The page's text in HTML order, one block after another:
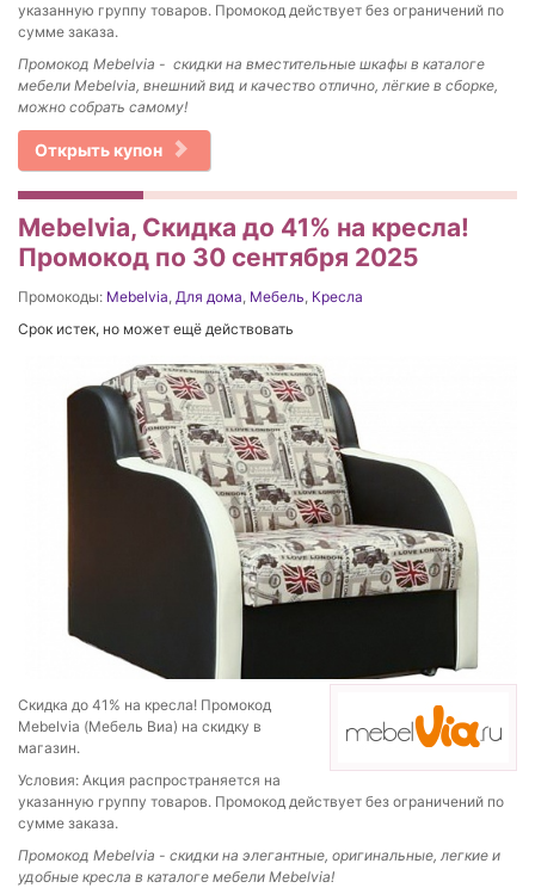
указанную группу товаров. Промокод действует без ограничений по
сумме заказа.
Промокод Mebelvia - скидки на вместительные шкафы в каталоге
мебели Mebelvia, внешний вид и качество отлично, лёгкие в сборке,
можно собрать самому!
Открыть купон
Mebelvia, Скидка до 41% на кресла!
Промокод по 30 сентября 2025
Промокоды: Mebelvia, Для дома, Мебель, Кресла
Срок истек, но может ещё действовать
Скидка до 41% на кресла! Промокод
Mebelvia (Мебель Виа) на скидку в
магазин.
Условия: Акция распространяется на
указанную группу товаров. Промокод действует без ограничений по
сумме заказа.
Промокод Mebelvia - скидки на элегантные, оригинальные, легкие и
удобные кресла в каталоге мебели Mebelvia!